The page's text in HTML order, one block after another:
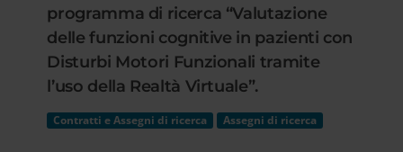
programma di ricerca “Valutazione
delle funzioni cognitive in pazienti con
Disturbi Motori Funzionali tramite
l’uso della Realtà Virtuale”.
Contratti e Assegni di ricerca Assegni di ricerca